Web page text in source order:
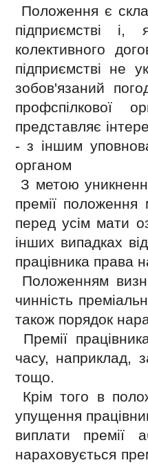
Положення є
підприємстві
колективного
підприємстві не
зобов'язаний
профспілкової
представляє
- з іншим
органом
З метою
премії положення
перед усім мати
інших випадках
працівника права
Положенням
чинність
також порядок
Премії
часу, наприклад,
тощо.
Крім того в
упущення
виплати премії
нараховується